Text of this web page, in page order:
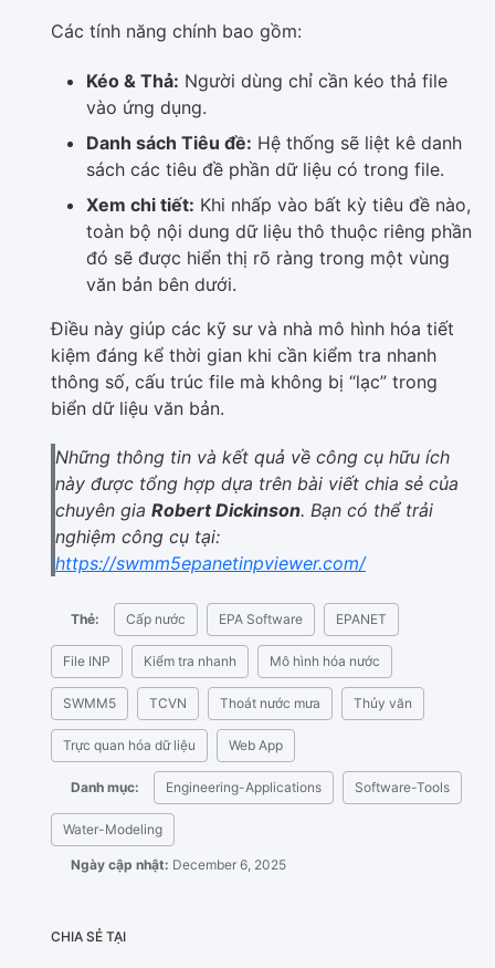
Các tính năng chính bao gồm:
Kéo & Thả: Người dùng chỉ cần kéo thả file
vào ứng dụng.
Danh sách Tiêu đề: Hệ thống sẽ liệt kê danh
sách các tiêu đề phần dữ liệu có trong file.
Xem chi tiết: Khi nhấp vào bất kỳ tiêu đề nào,
toàn bộ nội dung dữ liệu thô thuộc riêng phần
đó sẽ được hiển thị rõ ràng trong một vùng
văn bản bên dưới.
Điều này giúp các kỹ sư và nhà mô hình hóa tiết
kiệm đáng kể thời gian khi cần kiểm tra nhanh
thông số, cấu trúc file mà không bị “lạc” trong
biển dữ liệu văn bản.
Những thông tin và kết quả về công cụ hữu ích
này được tổng hợp dựa trên bài viết chia sẻ của
chuyên gia Robert Dickinson. Bạn có thể trải
nghiệm công cụ tại:
https://swmm5epanetinpviewer.com/
Thẻ: Cấp nước EPA Software EPANET
File INP Kiểm tra nhanh Mô hình hóa nước
SWMM5 TCVN Thoát nước mưa Thủy văn
Trực quan hóa dữ liệu Web App
Danh mục: Engineering-Applications Software-Tools
Water-Modeling
Ngày cập nhật: December 6, 2025
CHIA SẺ TẠI